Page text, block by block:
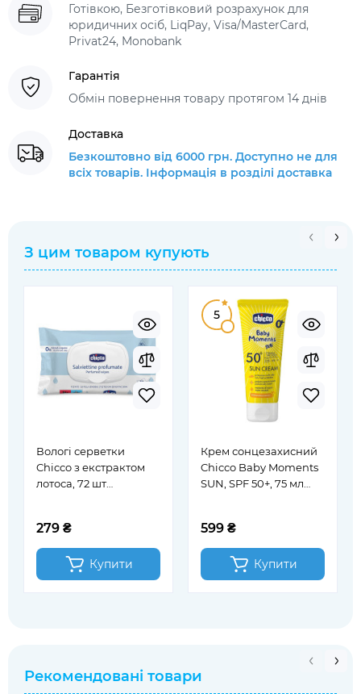
Готівкою, Безготівковий розрахунок для
юридичних осіб, LiqPay, Visa/MasterCard,
Privat24, Monobank
Гарантія
Обмін повернення товару протягом 14 днів
Доставка
Безкоштовно від 6000 грн. Доступно не для
всіх товарів. Інформація в розділі доставка
З цим товаром купують
Вологі серветки
Chicco з екстрактом
лотоса, 72 шт
279 ₴
Купити
5
Крем сонцезахисний
Chicco Baby Moments
SUN, SPF 50+, 75 мл
599 ₴
Купити
Рекомендовані товари